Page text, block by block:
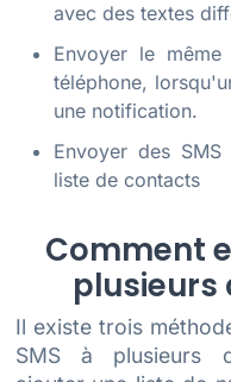
avec des textes
Envoyer le
téléphone,
une notification.
Envoyer des
liste de contacts
Comment
plusieurs
Il existe trois
SMS à plusieurs